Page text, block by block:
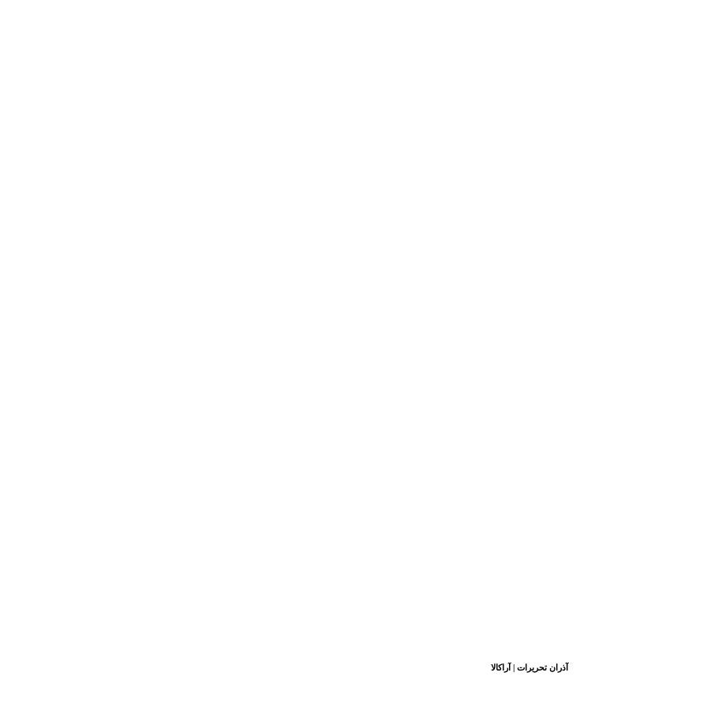
آذران تحریرات | آراکالا